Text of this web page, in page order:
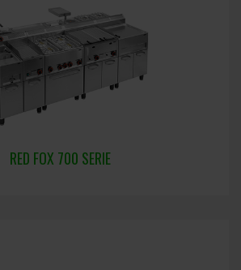
RED FOX 700 SERIE